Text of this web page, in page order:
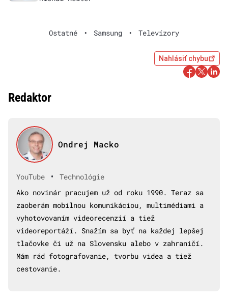
Ostatné • Samsung • Televízory
Nahlásiť chybu
Redaktor
Ondrej Macko
YouTube •
Technológie
Ako novinár pracujem už od roku 1990. Teraz sa
zaoberám mobilnou komunikáciou, multimédiami a
vyhotovovaním videorecenzií a tiež
videoreportáží. Snažím sa byť na každej lepšej
tlačovke či už na Slovensku alebo v zahraničí.
Mám rád fotografovanie, tvorbu videa a tiež
cestovanie.